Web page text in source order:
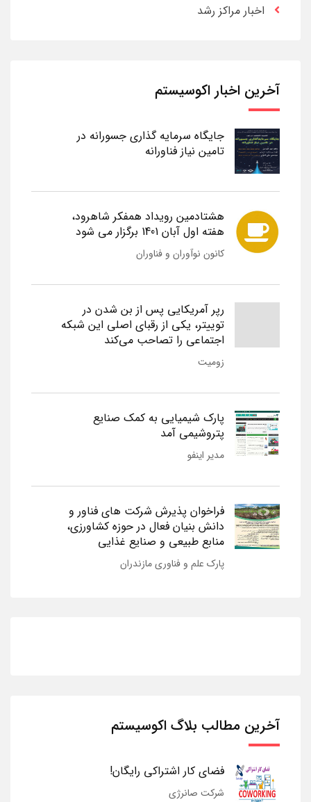
اخبار مراکز رشد
آخرین اخبار اکوسیستم
جایگاه سرمایه گذاری جسورانه در
تامین نیاز فناورانه
هشتادمین رویداد همفکر شاهرود،
هفته اول آبان 1401 برگزار می شود
کانون نوآوران و فناوران
رپر آمریکایی پس از بن شدن در
توییتر، یکی از رقبای اصلی این شبکه
اجتماعی را تصاحب می‌کند
زومیت
پارک شیمیایی به کمک صنایع
پتروشیمی آمد
مدیر اینفو
فراخوان پذیرش شرکت های فناور و
دانش بنیان فعال در حوزه کشاورزی،
منابع طبیعی و صنایع غذایی
پارک علم و فناوری مازندران
آخرین مطالب بلاگ اکوسیستم
فضای کار اشتراکی رایگان!
شرکت صانرژی